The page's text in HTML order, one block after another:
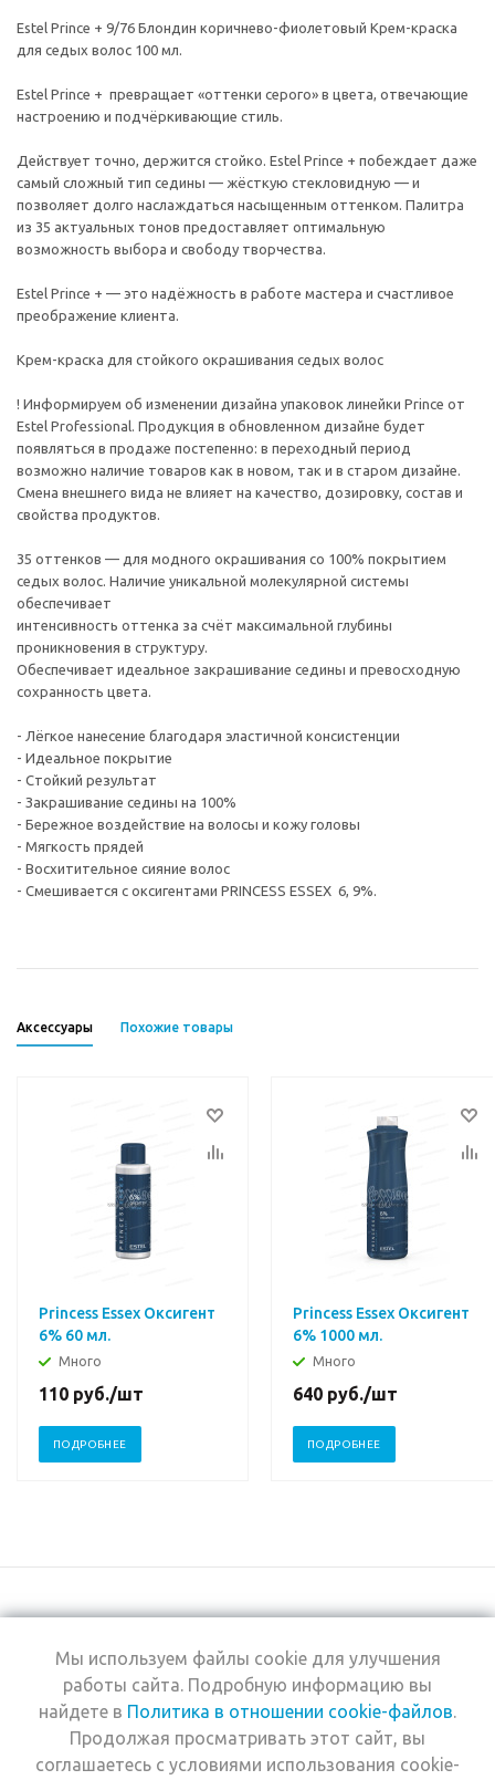
Estel Prince + 9/76 Блондин коричнево-фиолетовый Крем-краска
для седых волос 100 мл.
Estel Prince + превращает «оттенки серого» в цвета, отвечающие
настроению и подчёркивающие стиль.
Действует точно, держится стойко. Estel Prince + побеждает даже
самый сложный тип седины — жёсткую стекловидную — и
позволяет долго наслаждаться насыщенным оттенком. Палитра
из 35 актуальных тонов предоставляет оптимальную
возможность выбора и свободу творчества.
Estel Prince + — это надёжность в работе мастера и счастливое
преображение клиента.
Крем-краска для стойкого окрашивания седых волос
! Информируем об изменении дизайна упаковок линейки Prince от
Estel Professional. Продукция в обновленном дизайне будет
появляться в продаже постепенно: в переходный период
возможно наличие товаров как в новом, так и в старом дизайне.
Смена внешнего вида не влияет на качество, дозировку, состав и
свойства продуктов.
35 оттенков — для модного окрашивания со 100% покрытием
седых волос. Наличие уникальной молекулярной системы
обеспечивает
интенсивность оттенка за счёт максимальной глубины
проникновения в структуру.
Обеспечивает идеальное закрашивание седины и превосходную
сохранность цвета.
- Лёгкое нанесение благодаря эластичной консистенции
- Идеальное покрытие
- Стойкий результат
- Закрашивание седины на 100%
- Бережное воздействие на волосы и кожу головы
- Мягкость прядей
- Восхитительное сияние волос
- Смешивается с оксигентами PRINCESS ESSEX 6, 9%.
Аксессуары Похожие товары
Princess Essex Оксигент
6% 60 мл.
Много
110 руб./шт
ПОДРОБНЕЕ
Princess Essex Оксигент
6% 1000 мл.
Много
640 руб./шт
ПОДРОБНЕЕ
+7 (495) 969-0950
2026 © Интернет-
магазин Estel
Компания
Информация
Помощь
Мы используем файлы cookie для улучшения
работы сайта. Подробную информацию вы
найдете в Политика в отношении cookie-файлов.
Продолжая просматривать этот сайт, вы
соглашаетесь с условиями использования cookie-